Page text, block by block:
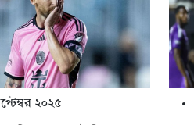
২০২৫